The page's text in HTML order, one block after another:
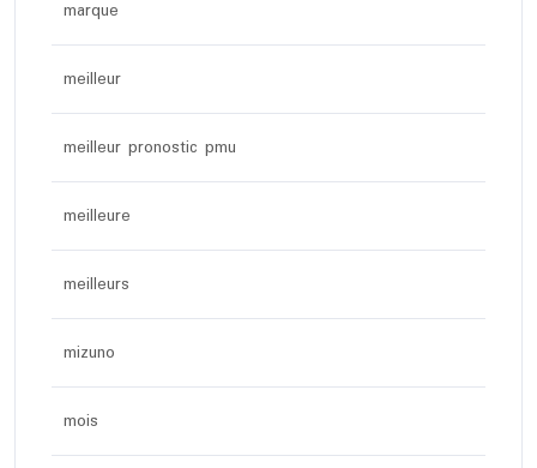
marque
meilleur
meilleur pronostic pmu
meilleure
meilleurs
mizuno
mois